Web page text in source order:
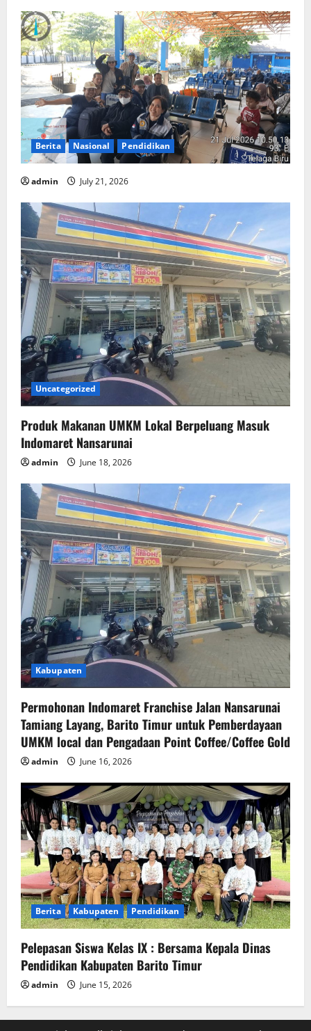
Berita Nasional Pendidikan
admin July 21, 2026
Uncategorized
Produk Makanan UMKM Lokal Berpeluang Masuk
Indomaret Nansarunai
admin June 18, 2026
Kabupaten
Permohonan Indomaret Franchise Jalan Nansarunai
Tamiang Layang, Barito Timur untuk Pemberdayaan
UMKM local dan Pengadaan Point Coffee/Coffee Gold
admin June 16, 2026
Berita Kabupaten Pendidikan
Pelepasan Siswa Kelas IX : Bersama Kepala Dinas
Pendidikan Kabupaten Barito Timur
admin June 15, 2026